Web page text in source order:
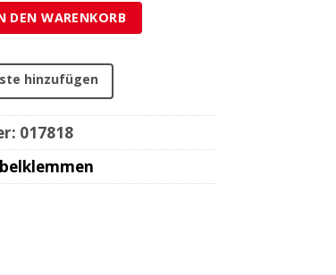
(1 Stück) Menge
DEN WARENKORB
hinzufügen
017818